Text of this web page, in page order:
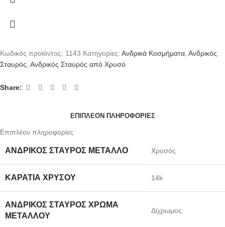
Κωδικός προϊόντος: 1143 Κατηγορίες: Ανδρικά Κοσμήματα Ανδρικός
Σταυρός Ανδρικός Σταυρός από Χρυσό
Share:
ΕΠΙΠΛΈΟΝ ΠΛΗΡΟΦΟΡΊΕΣ
Επιπλέον πληροφορίες
ΑΝΔΡΙΚΌΣ ΣΤΑΥΡΌΣ ΜΈΤΑΛΛΟ Χρυσός
ΚΑΡΆΤΙΑ ΧΡΥΣΟΎ 14k
ΑΝΔΡΙΚΌΣ ΣΤΑΥΡΌΣ ΧΡΏΜΑ
ΜΕΤΆΛΛΟΥ
Δίχρωμος